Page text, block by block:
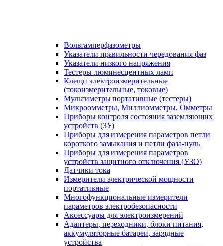
Вольтамперфазометры
Указатели правильности чередования фаз
Указатели низкого напряжения
Тестеры люминесцентных ламп
Клещи электроизмерительные
(токоизмерительные, токовые)
Мультиметры портативные (тестеры)
Микроомметры, Миллиомметры, Омметры
Приборы контроля состояния заземляющих
устройств (ЗУ)
Приборы для измерения параметров петли
короткого замыкания и петли фаза-нуль
Приборы для измерения параметров
устройств защитного отключения (УЗО)
Датчики тока
Измерители электрической мощности
портативные
Многофункциональные измерители
параметров электробезопасности
Аксессуары для электроизмерений
Адаптеры, переходники, блоки питания,
аккумуляторные батареи, зарядные
устройства